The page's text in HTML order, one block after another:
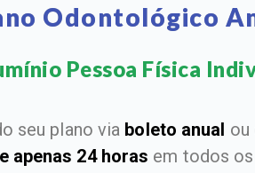
Odontológico
Pessoa Física
seu plano via boleto anual ou
apenas 24 horas em todos